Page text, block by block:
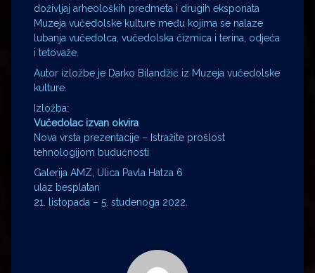
doživljaj arheoloških predmeta i drugih eksponata
Muzeja vučedolske kulture među kojima se nalaze
lubanja vučedolca, vučedolska čizmica i terina, odjeća
i tetovaže.
Autor izložbe je Darko Bilandžić iz Muzeja vučedolske
kulture.
Izložba:
Vučedolac izvan okvira
Nova vrsta prezentacije – Istražite prošlost
tehnologijom budućnosti
Galerija AMZ, Ulica Pavla Hatza 6
ulaz besplatan
21. listopada – 5. studenoga 2022.